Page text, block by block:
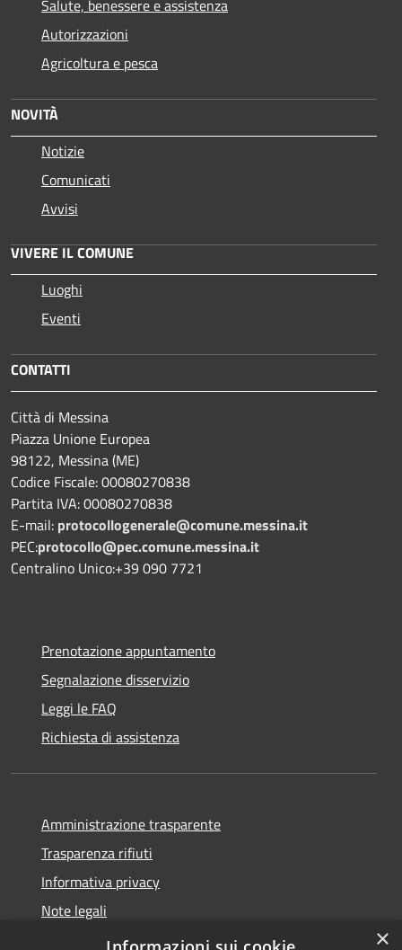
Salute, benessere e assistenza
Autorizzazioni
Agricoltura e pesca
NOVITÀ
Notizie
Comunicati
Avvisi
VIVERE IL COMUNE
Luoghi
Eventi
CONTATTI
Città di Messina
Piazza Unione Europea
98122, Messina (ME)
Codice Fiscale: 00080270838
Partita IVA: 00080270838
E-mail: protocollogenerale@comune.messina.it
PEC:protocollo@pec.comune.messina.it
Centralino Unico:+39 090 7721
Prenotazione appuntamento
Segnalazione disservizio
Leggi le FAQ
Richiesta di assistenza
Amministrazione trasparente
Trasparenza rifiuti
Informativa privacy
Note legali
Dichiarazione di accessibilità
×